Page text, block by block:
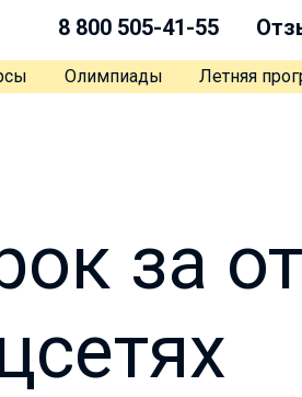
8 800 505-41-55
Олимпиады Летняя
за